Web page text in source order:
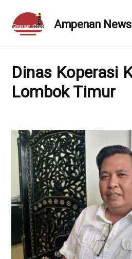
content
Ampenan News
Dinas Koperasi Kabupaten
Lombok Timur